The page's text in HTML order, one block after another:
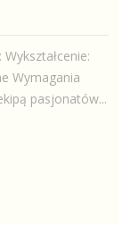
Wymagania
pasjonatów...